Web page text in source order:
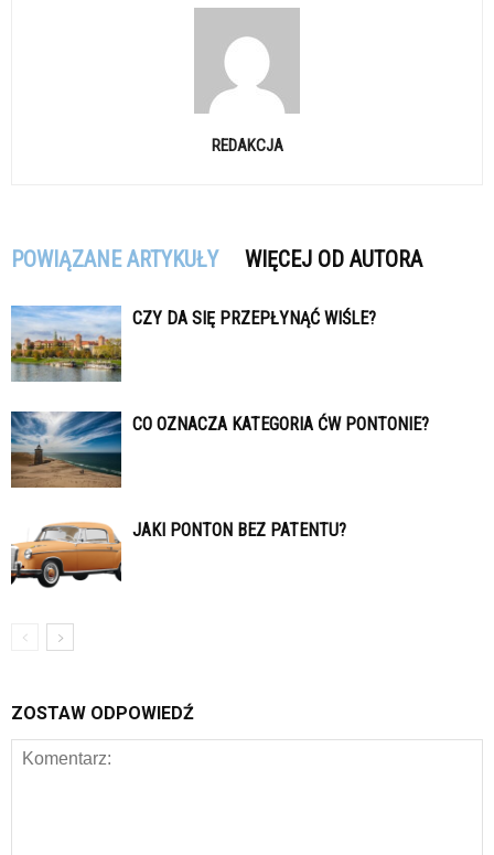
REDAKCJA
POWIĄZANE ARTYKUŁY WIĘCEJ OD AUTORA
CZY DA SIĘ PRZEPŁYNĄĆ WIŚLE?
CO OZNACZA KATEGORIA ĆW PONTONIE?
JAKI PONTON BEZ PATENTU?
ZOSTAW ODPOWIEDŹ